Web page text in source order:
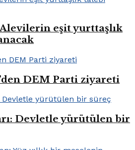
eşit yurttaşlık
DEM Parti ziyareti
Devletle yürütülen bir